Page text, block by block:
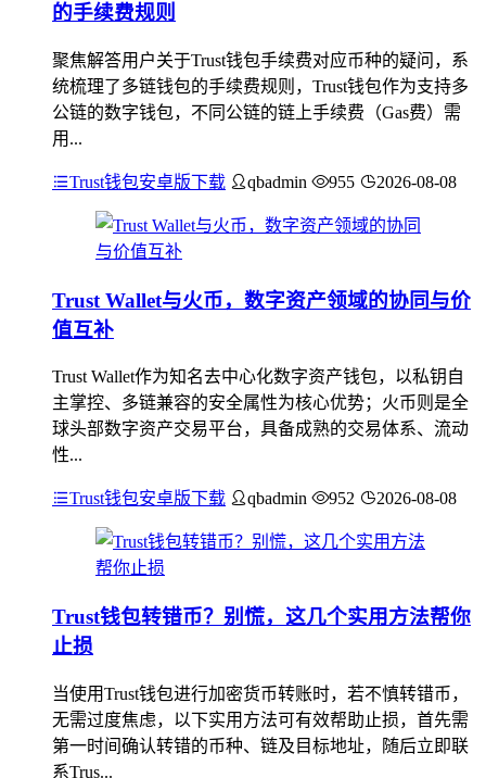
的手续费规则
聚焦解答用户关于Trust钱包手续费对应币种的疑问，系
统梳理了多链钱包的手续费规则，Trust钱包作为支持多
公链的数字钱包，不同公链的链上手续费（Gas费）需
用...
Trust钱包安卓版下载 qbadmin 955 2026-08-08
Trust Wallet与火币，数字资产领域的协同与价
值互补
Trust Wallet作为知名去中心化数字资产钱包，以私钥自
主掌控、多链兼容的安全属性为核心优势；火币则是全
球头部数字资产交易平台，具备成熟的交易体系、流动
性...
Trust钱包安卓版下载 qbadmin 952 2026-08-08
Trust钱包转错币？别慌，这几个实用方法帮你
止损
当使用Trust钱包进行加密货币转账时，若不慎转错币，
无需过度焦虑，以下实用方法可有效帮助止损，首先需
第一时间确认转错的币种、链及目标地址，随后立即联
系Trus...